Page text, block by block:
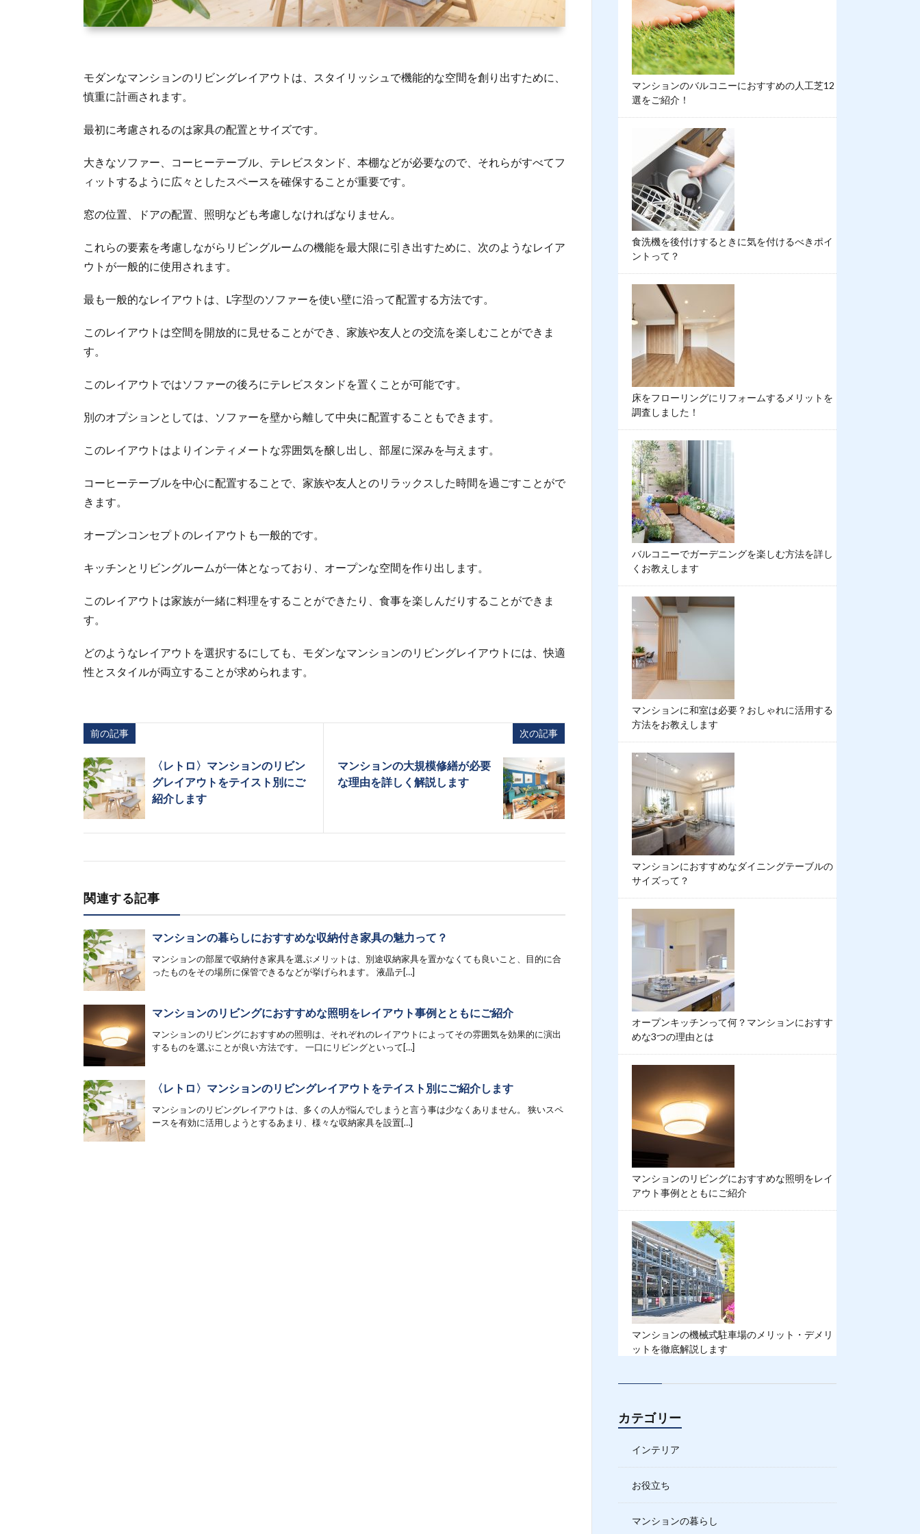
モダンなマンションのリビングレイアウトは、スタイリッシュで機能的な空間を創り出すために、
慎重に計画されます。
最初に考慮されるのは家具の配置とサイズです。
大きなソファー、コーヒーテーブル、テレビスタンド、本棚などが必要なので、それらがすべてフ
ィットするように広々としたスペースを確保することが重要です。
窓の位置、ドアの配置、照明なども考慮しなければなりません。
これらの要素を考慮しながらリビングルームの機能を最大限に引き出すために、次のようなレイア
ウトが一般的に使用されます。
最も一般的なレイアウトは、L字型のソファーを使い壁に沿って配置する方法です。
このレイアウトは空間を開放的に見せることができ、家族や友人との交流を楽しむことができま
す。
このレイアウトではソファーの後ろにテレビスタンドを置くことが可能です。
別のオプションとしては、ソファーを壁から離して中央に配置することもできます。
このレイアウトはよりインティメートな雰囲気を醸し出し、部屋に深みを与えます。
コーヒーテーブルを中心に配置することで、家族や友人とのリラックスした時間を過ごすことがで
きます。
オープンコンセプトのレイアウトも一般的です。
キッチンとリビングルームが一体となっており、オープンな空間を作り出します。
このレイアウトは家族が一緒に料理をすることができたり、食事を楽しんだりすることができま
す。
どのようなレイアウトを選択するにしても、モダンなマンションのリビングレイアウトには、快適
性とスタイルが両立することが求められます。
前の記事
〈レトロ〉マンションのリビン
グレイアウトをテイスト別にご
紹介します
次の記事
マンションの大規模修繕が必要
な理由を詳しく解説します
関連する記事
マンションの暮らしにおすすめな収納付き家具の魅力って？
マンションの部屋で収納付き家具を選ぶメリットは、別途収納家具を置かなくても良いこと、目的に合
ったものをその場所に保管できるなどが挙げられます。 液晶テ[…]
マンションのリビングにおすすめな照明をレイアウト事例とともにご紹介
マンションのリビングにおすすめの照明は、それぞれのレイアウトによってその雰囲気を効果的に演出
するものを選ぶことが良い方法です。 一口にリビングといって[…]
〈レトロ〉マンションのリビングレイアウトをテイスト別にご紹介します
マンションのリビングレイアウトは、多くの人が悩んでしまうと言う事は少なくありません。 狭いスペ
ースを有効に活用しようとするあまり、様々な収納家具を設置[…]
マンションのバルコニーにおすすめの人工芝12
選をご紹介！
食洗機を後付けするときに気を付けるべきポイ
ントって？
床をフローリングにリフォームするメリットを
調査しました！
バルコニーでガーデニングを楽しむ方法を詳し
くお教えします
マンションに和室は必要？おしゃれに活用する
方法をお教えします
マンションにおすすめなダイニングテーブルの
サイズって？
オープンキッチンって何？マンションにおすす
めな3つの理由とは
マンションのリビングにおすすめな照明をレイ
アウト事例とともにご紹介
マンションの機械式駐車場のメリット・デメリ
ットを徹底解説します
カテゴリー
インテリア
お役立ち
マンションの暮らし